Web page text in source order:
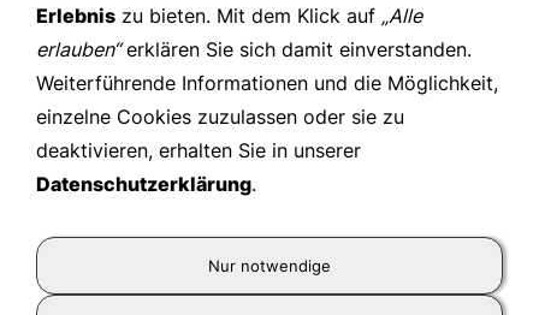
Wir gestalten zukunftsfähige Organisationen und
unterstützen ihr Personal in Leistung, Entwicklung und
Erlebnis zu bieten. Mit dem Klick auf „Alle
erlauben“erklären Sie sich damit einverstanden.
Weiterführende Informationen und die Möglichkeit,
einzelne Cookies zuzulassen oder sie zu
deaktivieren, erhalten Sie in unserer
Datenschutzerklärung.
Nur notwendige